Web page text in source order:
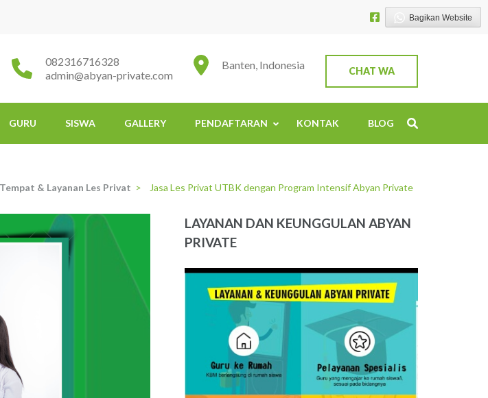
CHAT WA
Banten, Indonesia
082316716328
admin@abyan-private.com
GURU SISWA GALLERY PENDAFTARAN KONTAK BLOG
Tempat & Layanan Les Privat > Jasa Les Privat UTBK dengan Program Intensif Abyan Private
LAYANAN DAN KEUNGGULAN ABYAN
PRIVATE
Bagikan Website